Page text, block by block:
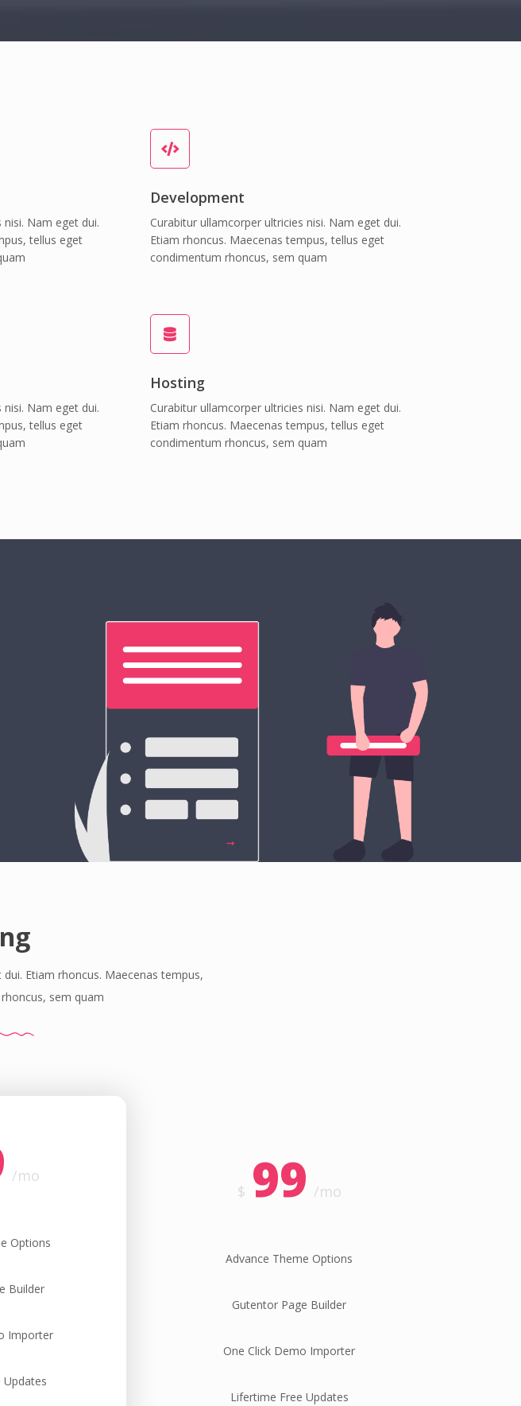
Nam eget dui.
tellus eget
Development
Curabitur ullamcorper ultricies nisi. Nam eget dui.
Etiam rhoncus. Maecenas tempus, tellus eget
condimentum rhoncus, sem quam
Nam eget dui.
tellus eget
Hosting
Curabitur ullamcorper ultricies nisi. Nam eget dui.
Etiam rhoncus. Maecenas tempus, tellus eget
condimentum rhoncus, sem quam
Etiam rhoncus. Maecenas tempus,
sem quam
/mo
Options
Builder
Importer
Updates
$ 99 /mo
Advance Theme Options
Gutentor Page Builder
One Click Demo Importer
Lifertime Free Updates